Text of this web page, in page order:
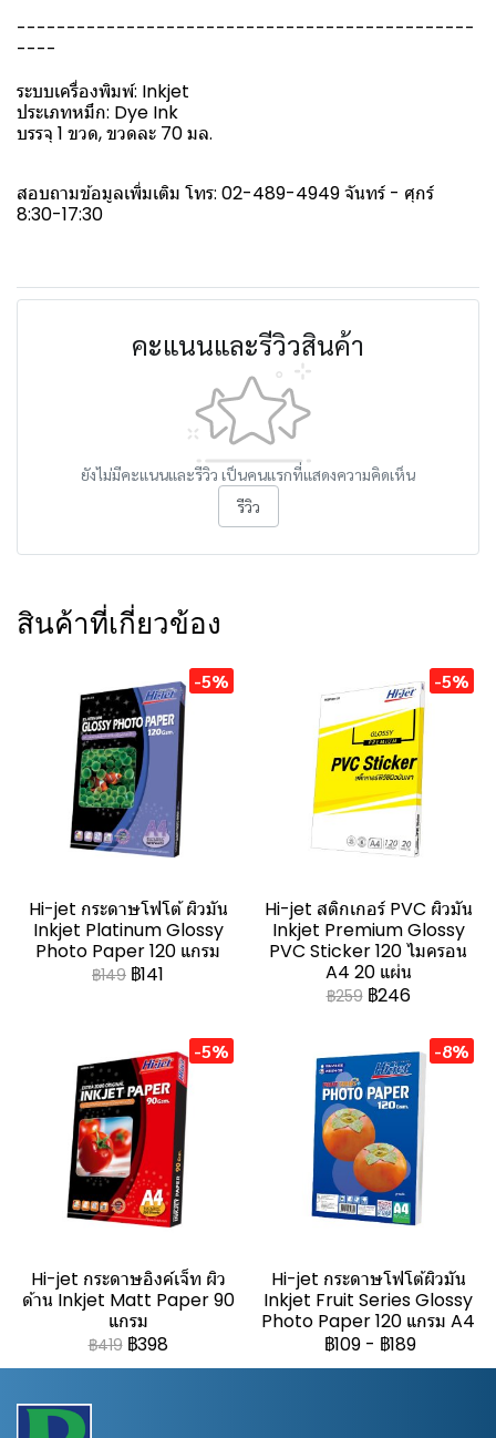
----------------------------------------------
----
ระบบเครื่องพิมพ์: Inkjet
ประเภทหมึก: Dye Ink
บรรจุ 1 ขวด, ขวดละ 70 มล.
สอบถามข้อมูลเพิ่มเติม โทร: 02-489-4949 จันทร์ - ศุกร์
8:30-17:30
คะแนนและรีวิวสินค้า
ยังไม่มีคะแนนและรีวิว เป็นคนแรกที่แสดงความคิดเห็น
รีวิว
สินค้าที่เกี่ยวข้อง
-5%
Hi-jet กระดาษโฟโต้ ผิวมัน
Inkjet Platinum Glossy
Photo Paper 120 แกรม
฿149 ฿141
-5%
Hi-jet สติกเกอร์ PVC ผิวมัน
Inkjet Premium Glossy
PVC Sticker 120 ไมครอน
A4 20 แผ่น
฿259 ฿246
-5%
Hi-jet กระดาษอิงค์เจ็ท ผิว
ด้าน Inkjet Matt Paper 90
แกรม
฿419 ฿398
-8%
Hi-jet กระดาษโฟโต้ผิวมัน
Inkjet Fruit Series Glossy
Photo Paper 120 แกรม A4
฿109 - ฿189